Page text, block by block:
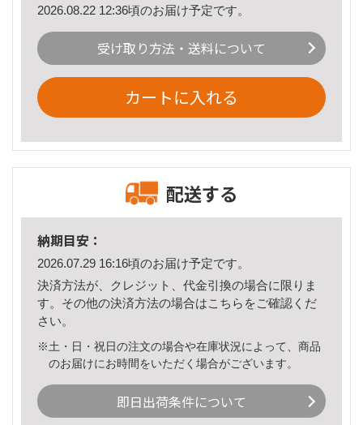
2026.08.22 12:36頃のお届け予定です。
受け取り方法・送料について
カートに入れる
配送する
納期目安：
2026.07.29 16:16頃のお届け予定です。
決済方法が、クレジット、代金引換の場合に限りま
す。その他の決済方法の場合はこちら をご確認くだ
さい。
※土・日・祝日の注文の場合や在庫状況によって、商品
のお届けにお時間をいただく場合がございます。
即日出荷条件について